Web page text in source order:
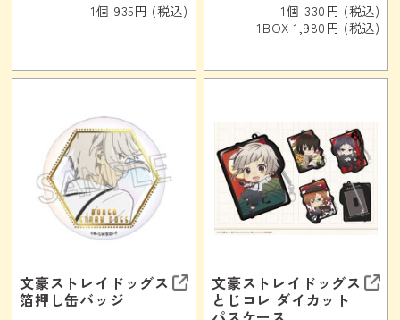
1個 935円 (税込)
1個 330円 (税込)
1BOX 1,980円 (税込)
文豪ストレイドッグス
箔押し缶バッジ
文豪ストレイドッグス
とじコレ ダイカット